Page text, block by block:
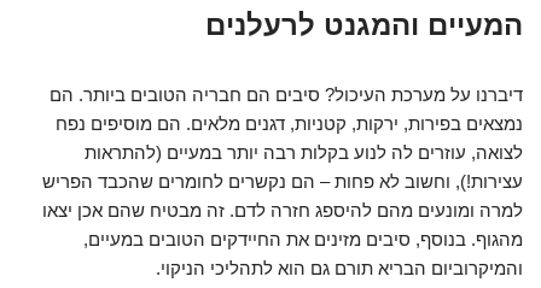
המעיים והמגנט לרעלנים
דיברנו על מערכת העיכול? סיבים הם חבריה הטובים ביותר. הם
נמצאים בפירות, ירקות, קטניות, דגנים מלאים. הם מוסיפים נפח
לצואה, עוזרים לה לנוע בקלות רבה יותר במעיים (להתראות
עצירות!), וחשוב לא פחות – הם נקשרים לחומרים שהכבד הפריש
למרה ומונעים מהם להיספג חזרה לדם. זה מבטיח שהם אכן יצאו
מהגוף. בנוסף, סיבים מזינים את החיידקים הטובים במעיים,
והמיקרוביום הבריא תורם גם הוא לתהליכי הניקוי.